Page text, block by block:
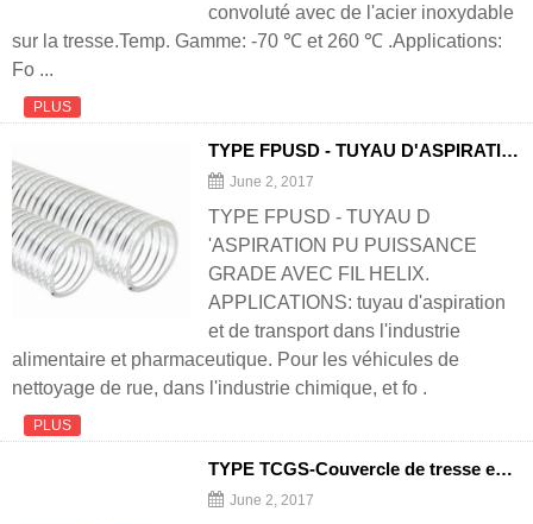
convoluté avec de l'acier inoxydable
sur la tresse.Temp. Gamme: -70 ℃ et 260 ℃ .Applications:
Fo ...
PLUS
TYPE FPUSD - TUYAU D'ASPIRATION PU GAMME ALIMENTAIRE AVEC FIL HELIX
June 2, 2017
TYPE FPUSD - TUYAU D
'ASPIRATION PU PUISSANCE
GRADE AVEC FIL HELIX.
APPLICATIONS: tuyau d'aspiration
et de transport dans l'industrie
alimentaire et pharmaceutique. Pour les véhicules de
nettoyage de rue, dans l'industrie chimique, et fo .
PLUS
TYPE TCGS-Couvercle de tresse en acier inoxydable Tube de PTFE convoluté (renforcé de fibre de verre
June 2, 2017